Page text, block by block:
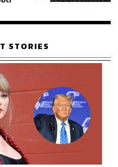
ของปัญหาคือ Spirit ไม่ได้ปรับ
นใจที่ยากลำบาก จนเมื่อเดือน
าระหนี้ที่ลดลง
STORIES